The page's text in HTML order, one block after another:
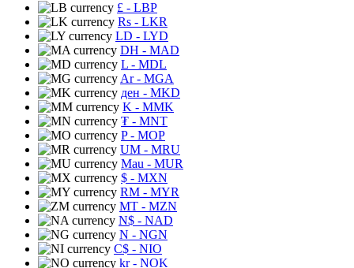
£ - LBP
Rs - LKR
LD - LYD
DH - MAD
L - MDL
Ar- MGA
ден - MKD
K - MMK
₮ - MNT
P- MOP
UM - MRU
Mau - MUR
$ - MXN
RM - MYR
MT - MZN
N$ - NAD
N - NGN
C$ - NIO
kr- NOK